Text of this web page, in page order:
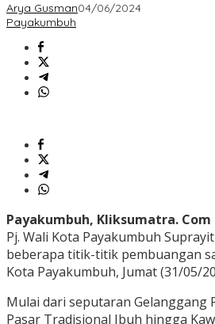
Arya Gusman04/06/2024
Payakumbuh
Payakumbuh, Kliksumatra. Com
Pj. Wali Kota Payakumbuh
beberapa titik-titik pembuangan
Kota Payakumbuh, Jumat (31/05/
Mulai dari seputaran Gelanggang
Pasar Tradisional Ibuh hingga